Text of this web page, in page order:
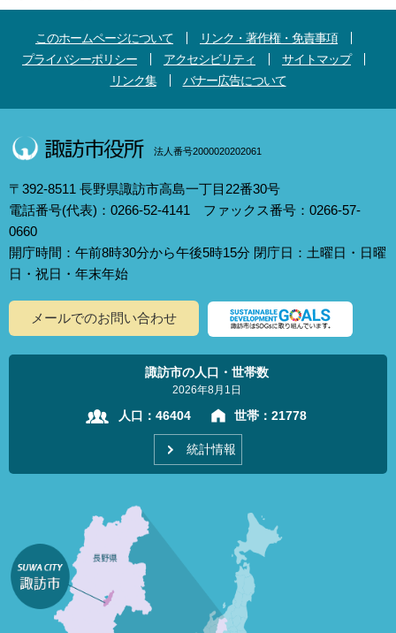
このホームページについて
リンク・著作権・免責事項
プライバシーポリシー
アクセシビリティ
サイトマップ
リンク集
バナー広告について
法人番号2000020202061
〒392-8511 長野県諏訪市高島一丁目22番30号
電話番号(代表)：0266-52-4141 ファックス番号：0266-57-
0660
開庁時間：午前8時30分から午後5時15分 閉庁日：土曜日・日曜
日・祝日・年末年始
メールでのお問い合わせ
諏訪市の人口・世帯数
2026年8月1日
人口： 46404 世帯： 21778
統計情報